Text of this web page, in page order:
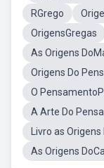
RGrego
OrigensGregas
As Origens
Origens Do
O
A Arte Do
Livro as
As Origens